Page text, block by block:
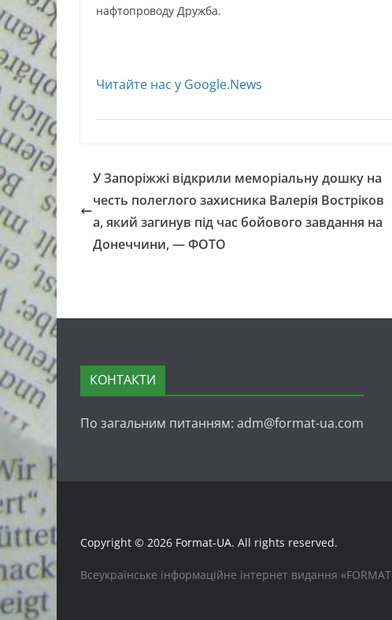
нафтопроводу Дружба.
Читайте нас у Google.News
У Запоріжжі відкрили меморіальну дошку на
честь полеглого захисника Валерія Востріков
а, який загинув під час бойового завдання на
Донеччини, — ФОТО
КОНТАКТИ
По загальним питанням: adm@format-ua.com
Copyright © 2026 Format-UA. All rights reserved.
Всеукраїнське інформаційне інтернет видання